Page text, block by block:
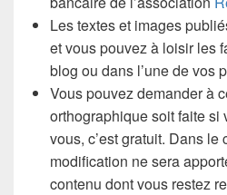
Les textes et images
et vous pouvez à loisir les
blog ou dans l’une de vos
Vous pouvez demander à
orthographique soit faite si
vous, c’est gratuit. Dans
modification ne sera
contenu dont vous restez